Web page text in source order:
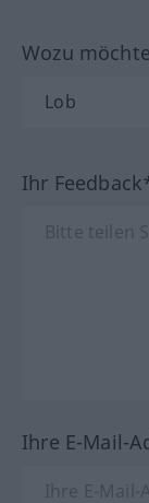
Wozu
Ihr
Ihre E-Mail-